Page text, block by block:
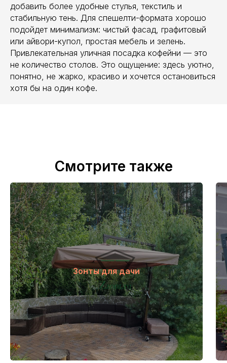
добавить более удобные стулья, текстиль и
стабильную тень. Для спешелти-формата хорошо
подойдет минимализм: чистый фасад, графитовый
или айвори-купол, простая мебель и зелень.
Привлекательная уличная посадка кофейни — это
не количество столов. Это ощущение: здесь уютно,
понятно, не жарко, красиво и хочется остановиться
хотя бы на один кофе.
Смотрите также
Зонты для дачи